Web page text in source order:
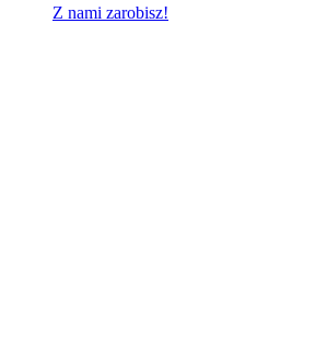
Z nami zarobisz!